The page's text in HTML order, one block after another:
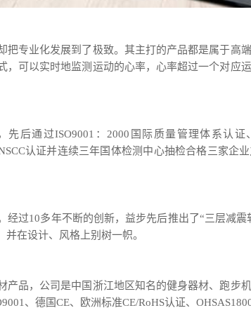
专业化发展到了极致。其主打的产品都是属于高
，可以实时地监测运动的心率，心率超过一个对应
后通过ISO9001：2000国际质量管理体系认证
认证并连续三年国体检测中心抽检合格三家企
过10多年不断的创新，益步先后推出了“三层减震
在设计、风格上别树一帜。
品，公司是中国浙江地区知名的健身器材、跑步
、德国CE、欧洲标准CE/RoHS认证、